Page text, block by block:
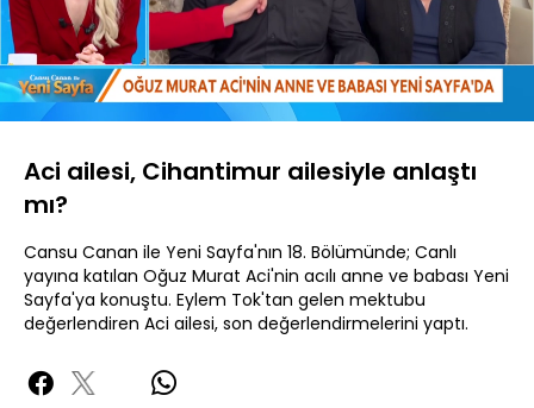
Sesi
Aç
480P
Yüklendi:
15.61%
Oynatma
Hızı
Aci ailesi, Cihantimur ailesiyle anlaştı
mı?
Cansu Canan ile Yeni Sayfa'nın 18. Bölümünde; Canlı
yayına katılan Oğuz Murat Aci'nin acılı anne ve babası Yeni
Sayfa'ya konuştu. Eylem Tok'tan gelen mektubu
değerlendiren Aci ailesi, son değerlendirmelerini yaptı.